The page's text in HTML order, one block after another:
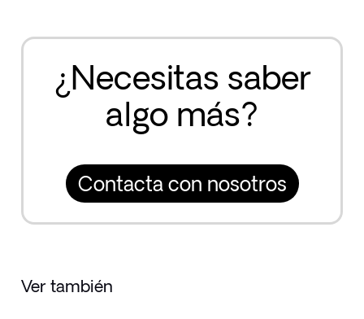
¿Necesitas saber
algo más?
Contacta con nosotros
Ver también